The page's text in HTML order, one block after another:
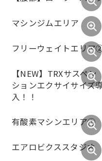
【腰部】ローワーバック
マシンジムエリア
フリーウェイトエリア②
【NEW】TRXサスペン
入！！